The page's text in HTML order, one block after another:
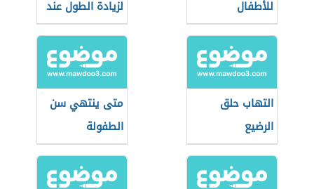
للأطفال
لزيادة الطول عند
الأطفال
التهاب حلق
الرضيع
متى ينتهي سن
الطفولة